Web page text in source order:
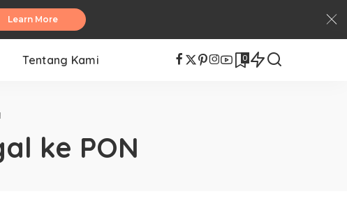
Learn More
Tentang Kami 0
ke PON